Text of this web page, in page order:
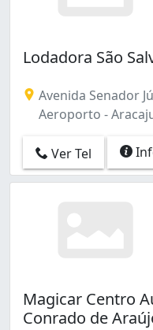
Lodadora São
Avenida Senador
Aeroporto -
Ver Tel
Magicar Centro
Conrado de